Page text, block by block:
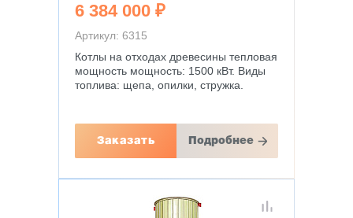
6 384 000 ₽
Артикул: 6315
Котлы на отходах древесины тепловая
мощность мощность: 1500 кВт. Виды
топлива: щепа, опилки, стружка.
Заказать Подробнее